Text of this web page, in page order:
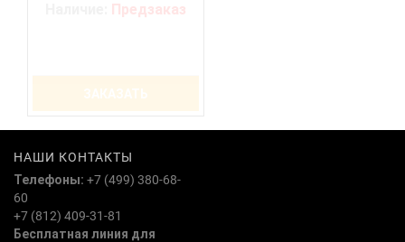
Предзаказ
НАШИ КОНТАКТЫ
Телефоны: +7 (499) 380-68-
60
+7 (812) 409-31-81
Бесплатная линия для